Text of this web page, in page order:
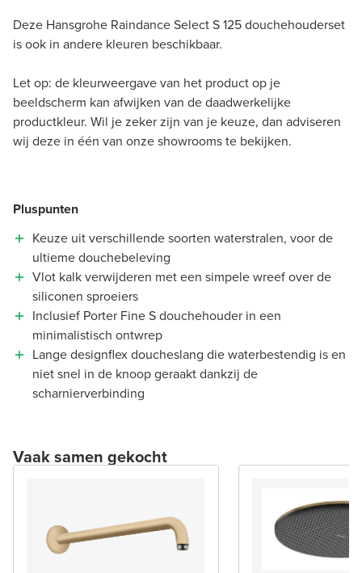
Deze Hansgrohe Raindance Select S 125 douchehouderset
is ook in andere kleuren beschikbaar.
Let op: de kleurweergave van het product op je
beeldscherm kan afwijken van de daadwerkelijke
productkleur. Wil je zeker zijn van je keuze, dan adviseren
wij deze in één van onze showrooms te bekijken.
Pluspunten
Keuze uit verschillende soorten waterstralen, voor de
ultieme douchebeleving
Vlot kalk verwijderen met een simpele wreef over de
siliconen sproeiers
Inclusief Porter Fine S douchehouder in een
minimalistisch ontwrep
Lange designflex doucheslang die waterbestendig is en
niet snel in de knoop geraakt dankzij de
scharnierverbinding
Vaak samen gekocht